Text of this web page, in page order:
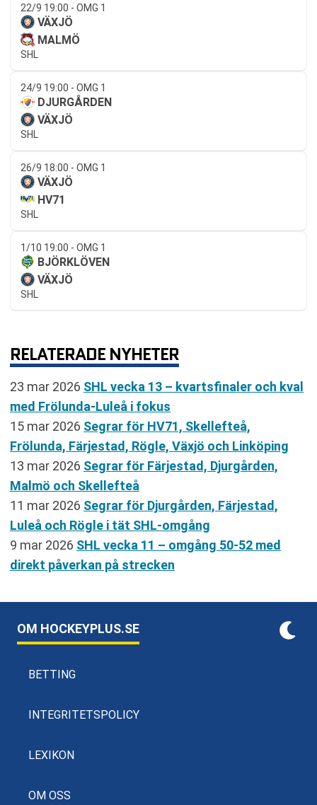
22/9 19:00 - OMG 1
VÄXJÖ
MALMÖ
SHL
24/9 19:00 - OMG 1
DJURGÅRDEN
VÄXJÖ
SHL
26/9 18:00 - OMG 1
VÄXJÖ
HV71
SHL
1/10 19:00 - OMG 1
BJÖRKLÖVEN
VÄXJÖ
SHL
RELATERADE NYHETER
23 mar 2026 SHL vecka 13 – kvartsfinaler och kval
med Frölunda-Luleå i fokus
15 mar 2026 Segrar för HV71, Skellefteå,
Frölunda, Färjestad, Rögle, Växjö och Linköping
13 mar 2026 Segrar för Färjestad, Djurgården,
Malmö och Skellefteå
11 mar 2026 Segrar för Djurgården, Färjestad,
Luleå och Rögle i tät SHL-omgång
9 mar 2026 SHL vecka 11 – omgång 50-52 med
direkt påverkan på strecken
OM HOCKEYPLUS.SE
BETTING
INTEGRITETSPOLICY
LEXIKON
OM OSS